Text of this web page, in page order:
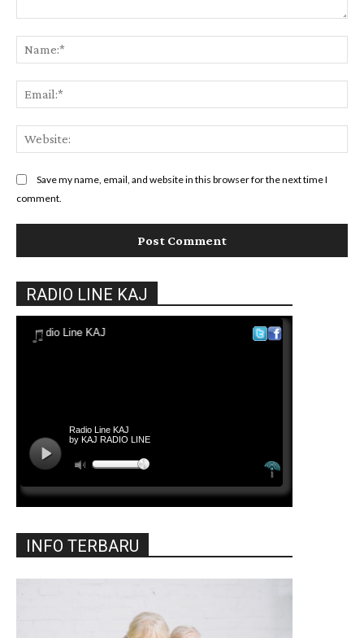
Save my name, email, and website in this browser for the next time I
comment.
RADIO LINE KAJ
INFO TERBARU